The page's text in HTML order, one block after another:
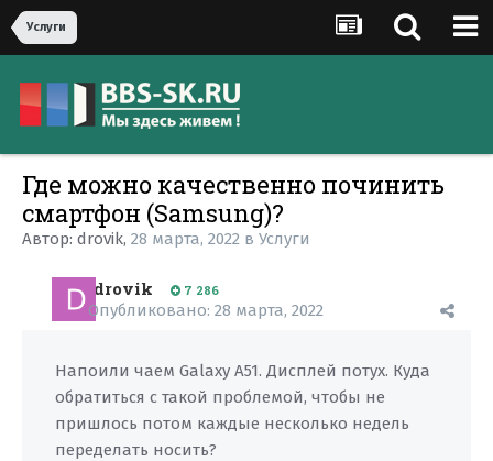
Услуги
Где можно качественно починить
смартфон (Samsung)?
Автор: drovik, 28 марта, 2022 в Услуги
drovik 7 286
Опубликовано: 28 марта, 2022
Напоили чаем Galaxy A51. Дисплей потух. Куда
обратиться с такой проблемой, чтобы не
пришлось потом каждые несколько недель
переделать носить?